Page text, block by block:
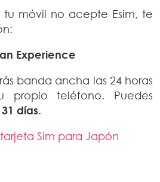
móvil no acepte Esim, te
Experience
banda ancha las 24 horas
teléfono. Puedes
días.
Sim para Japón